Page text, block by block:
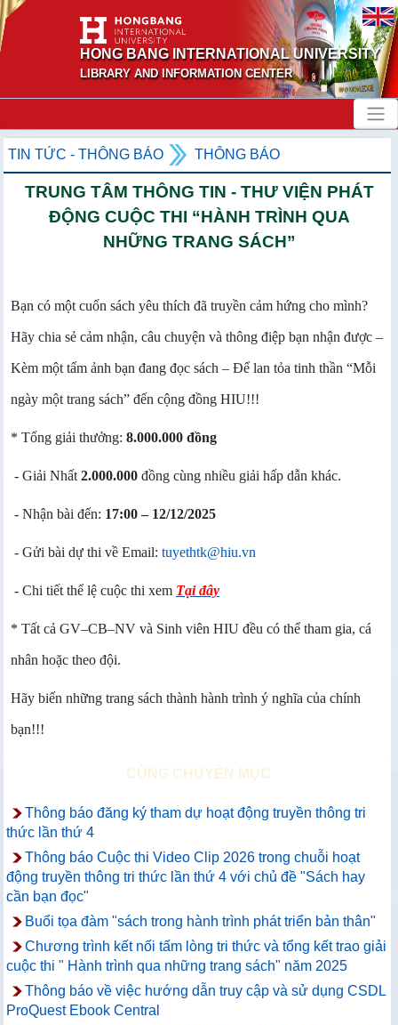
HONG BANG INTERNATIONAL UNIVERSITY
LIBRARY AND INFORMATION CENTER
TIN TỨC - THÔNG BÁO THÔNG BÁO
TRUNG TÂM THÔNG TIN - THƯ VIỆN PHÁT
ĐỘNG CUỘC THI “HÀNH TRÌNH QUA
NHỮNG TRANG SÁCH”
Bạn có một cuốn sách yêu thích đã truyền cảm hứng cho mình?
Hãy chia sẻ cảm nhận, câu chuyện và thông điệp bạn nhận được –
Kèm một tấm ảnh bạn đang đọc sách – Để lan tỏa tinh thần “Mỗi
ngày một trang sách” đến cộng đồng HIU!!!
* Tổng giải thưởng: 8.000.000 đồng
- Giải Nhất 2.000.000 đồng cùng nhiều giải hấp dẫn khác.
- Nhận bài đến: 17:00 – 12/12/2025
- Gửi bài dự thi về Email: tuyethtk@hiu.vn
- Chi tiết thể lệ cuộc thi xem Tại đây
* Tất cả GV–CB–NV và Sinh viên HIU đều có thể tham gia, cá
nhân hoặc theo đội.
Hãy biến những trang sách thành hành trình ý nghĩa của chính
bạn!!!
CÙNG CHUYÊN MỤC
Thông báo đăng ký tham dự hoạt động truyền thông tri
thức lần thứ 4
Thông báo Cuộc thi Video Clip 2026 trong chuỗi hoạt
động truyền thông tri thức lần thứ 4 với chủ đề "Sách hay
cần bạn đọc"
Buổi tọa đàm "sách trong hành trình phát triển bản thân"
Chương trình kết nối tấm lòng tri thức và tổng kết trao giải
cuộc thi " Hành trình qua những trang sách" năm 2025
Thông báo về việc hướng dẫn truy cập và sử dụng CSDL
ProQuest Ebook Central